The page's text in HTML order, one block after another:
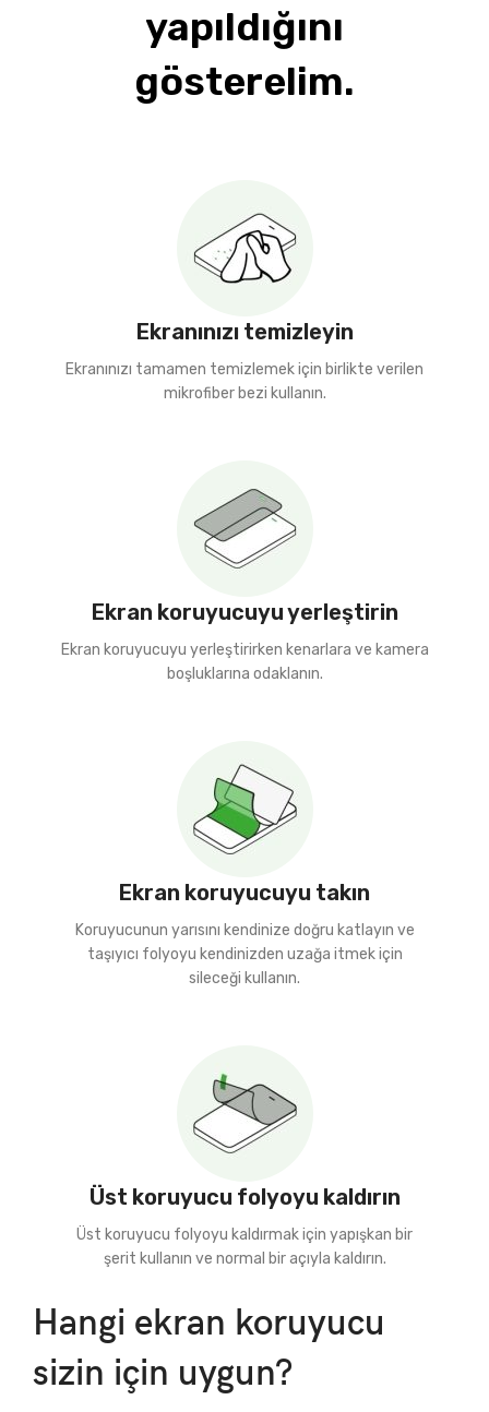
yapıldığını
gösterelim.
Ekranınızı temizleyin
Ekranınızı tamamen temizlemek için birlikte verilen
mikrofiber bezi kullanın.
Ekran koruyucuyu yerleştirin
Ekran koruyucuyu yerleştirirken kenarlara ve kamera
boşluklarına odaklanın.
Ekran koruyucuyu takın
Koruyucunun yarısını kendinize doğru katlayın ve
taşıyıcı folyoyu kendinizden uzağa itmek için
sileceği kullanın.
Üst koruyucu folyoyu kaldırın
Üst koruyucu folyoyu kaldırmak için yapışkan bir
şerit kullanın ve normal bir açıyla kaldırın.
Hangi ekran koruyucu
sizin için uygun?